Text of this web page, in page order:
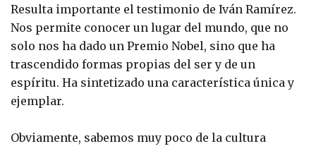
Resulta importante el testimonio de Iván Ramírez.
Nos permite conocer un lugar del mundo, que no
solo nos ha dado un Premio Nobel, sino que ha
trascendido formas propias del ser y de un
espíritu. Ha sintetizado una característica única y
ejemplar.
Obviamente, sabemos muy poco de la cultura